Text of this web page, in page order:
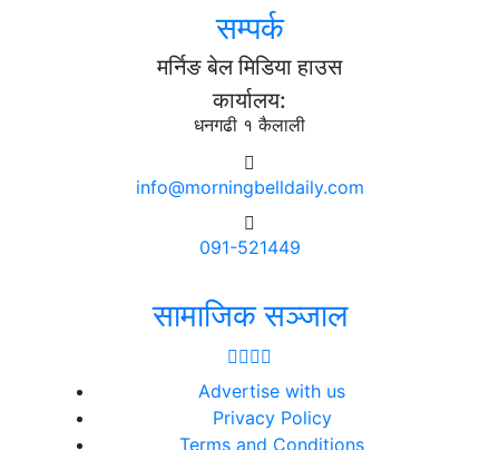
सम्पर्क
मर्निङ बेल मिडिया हाउस
कार्यालय:
धनगढी १ कैलाली
info@morningbelldaily.com
091-521449
सामाजिक सञ्जाल
Advertise with us
Privacy Policy
Terms and Conditions